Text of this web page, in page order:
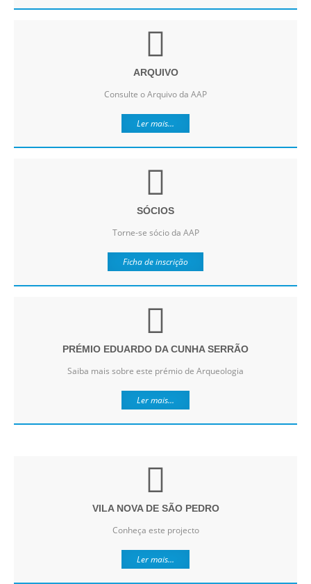
ARQUIVO
Consulte o Arquivo da AAP
Ler mais...
SÓCIOS
Torne-se sócio da AAP
Ficha de inscrição
PRÉMIO EDUARDO DA CUNHA SERRÃO
Saiba mais sobre este prémio de Arqueologia
Ler mais...
VILA NOVA DE SÃO PEDRO
Conheça este projecto
Ler mais...